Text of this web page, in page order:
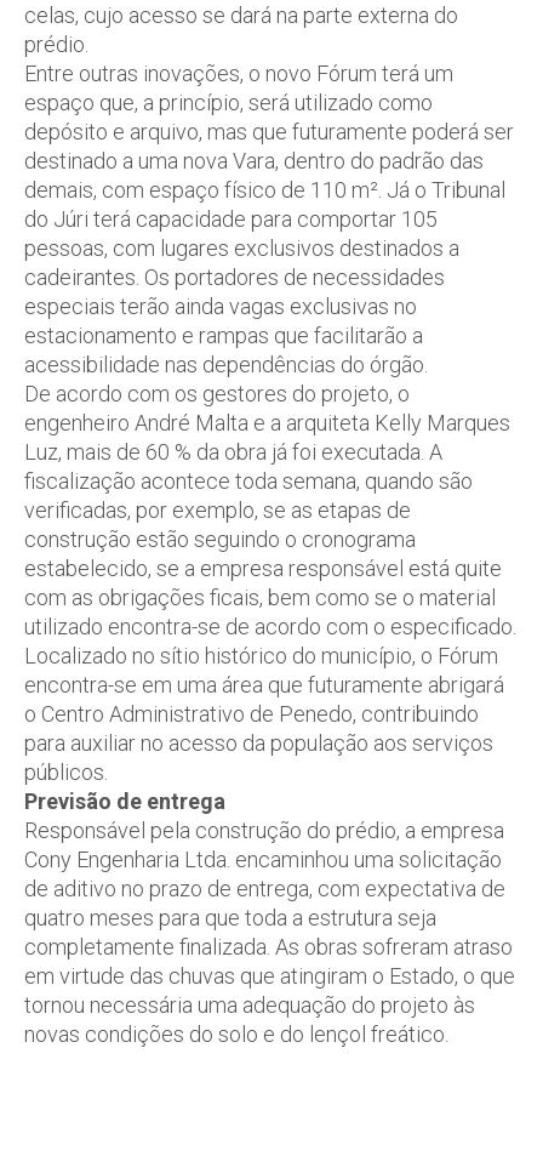
celas, cujo acesso se dará na parte externa do
prédio.
Entre outras inovações, o novo Fórum terá um
espaço que, a princípio, será utilizado como
depósito e arquivo, mas que futuramente poderá ser
destinado a uma nova Vara, dentro do padrão das
demais, com espaço físico de 110 m². Já o Tribunal
do Júri terá capacidade para comportar 105
pessoas, com lugares exclusivos destinados a
cadeirantes. Os portadores de necessidades
especiais terão ainda vagas exclusivas no
estacionamento e rampas que facilitarão a
acessibilidade nas dependências do órgão.
De acordo com os gestores do projeto, o
engenheiro André Malta e a arquiteta Kelly Marques
Luz, mais de 60 % da obra já foi executada. A
fiscalização acontece toda semana, quando são
verificadas, por exemplo, se as etapas de
construção estão seguindo o cronograma
estabelecido, se a empresa responsável está quite
com as obrigações ficais, bem como se o material
utilizado encontra-se de acordo com o especificado.
Localizado no sítio histórico do município, o Fórum
encontra-se em uma área que futuramente abrigará
o Centro Administrativo de Penedo, contribuindo
para auxiliar no acesso da população aos serviços
públicos.
Previsão de entrega
Responsável pela construção do prédio, a empresa
Cony Engenharia Ltda. encaminhou uma solicitação
de aditivo no prazo de entrega, com expectativa de
quatro meses para que toda a estrutura seja
completamente finalizada. As obras sofreram atraso
em virtude das chuvas que atingiram o Estado, o que
tornou necessária uma adequação do projeto às
novas condições do solo e do lençol freático.